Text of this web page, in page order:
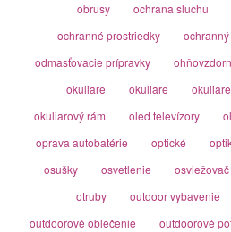
obrusy
ochrana sluchu
ochranné prostriedky
odmasťovacie prípravky
okuliare
okuliare okuliare
okuliarový rám
oled televízory
oprava autobatérie
optické
osušky
osvetlenie
otruby
outdoor vybavenie
outdoorové oblečenie
outdoorové